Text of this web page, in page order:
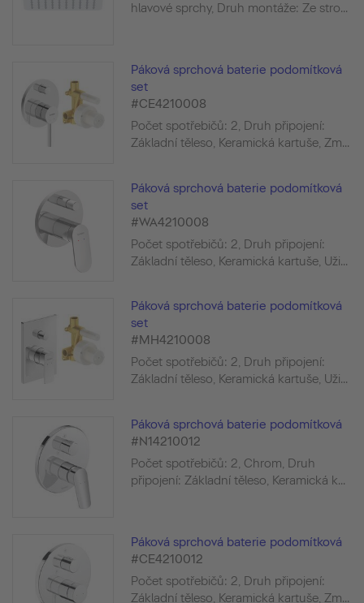
hlavové sprchy, Druh montáže: Ze stro...
Páková sprchová baterie podomítková
set
#CE4210008
Počet spotřebičů: 2, Druh připojení:
Základní těleso, Keramická kartuše, Zm...
Páková sprchová baterie podomítková
set
#WA4210008
Počet spotřebičů: 2, Druh připojení:
Základní těleso, Keramická kartuše, Uži...
Páková sprchová baterie podomítková
set
#MH4210008
Počet spotřebičů: 2, Druh připojení:
Základní těleso, Keramická kartuše, Uži...
Páková sprchová baterie podomítková
#N14210012
Počet spotřebičů: 2, Chrom, Druh
připojení: Základní těleso, Keramická k...
Páková sprchová baterie podomítková
#CE4210012
Počet spotřebičů: 2, Druh připojení:
Základní těleso, Keramická kartuše, Zm...